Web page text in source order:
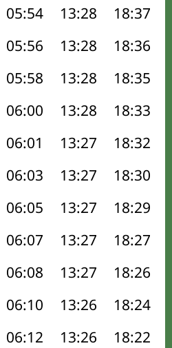
05:54 13:28 18:37
05:56 13:28 18:36
05:58 13:28 18:35
06:00 13:28 18:33
06:01 13:27 18:32
06:03 13:27 18:30
06:05 13:27 18:29
06:07 13:27 18:27
06:08 13:27 18:26
06:10 13:26 18:24
06:12 13:26 18:22